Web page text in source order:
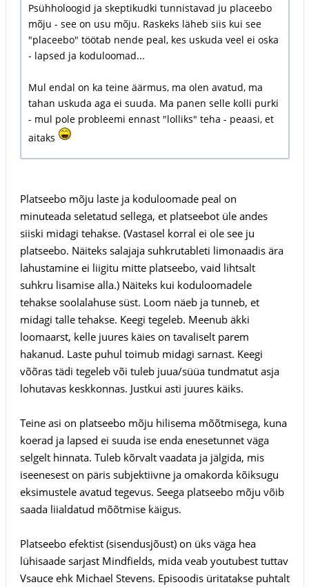
Psühholoogid ja skeptikudki tunnistavad ju placeebo
mõju - see on usu mõju. Raskeks läheb siis kui see
"placeebo" töötab nende peal, kes uskuda veel ei oska
- lapsed ja koduloomad...
Mul endal on ka teine äärmus, ma olen avatud, ma
tahan uskuda aga ei suuda. Ma panen selle kolli purki
- mul pole probleemi ennast "lolliks" teha - peaasi, et
aitaks
Platseebo mõju laste ja koduloomade peal on
minuteada seletatud sellega, et platseebot üle andes
siiski midagi tehakse. (Vastasel korral ei ole see ju
platseebo. Näiteks salajaja suhkrutableti limonaadis ära
lahustamine ei liigitu mitte platseebo, vaid lihtsalt
suhkru lisamise alla.) Näiteks kui koduloomadele
tehakse soolalahuse süst. Loom näeb ja tunneb, et
midagi talle tehakse. Keegi tegeleb. Meenub äkki
loomaarst, kelle juures käies on tavaliselt parem
hakanud. Laste puhul toimub midagi sarnast. Keegi
võõras tädi tegeleb või tuleb juua/süüa tundmatut asja
lohutavas keskkonnas. Justkui asti juures käiks.
Teine asi on platseebo mõju hilisema mõõtmisega, kuna
koerad ja lapsed ei suuda ise enda enesetunnet väga
selgelt hinnata. Tuleb kõrvalt vaadata ja jälgida, mis
iseenesest on päris subjektiivne ja omakorda kõiksugu
eksimustele avatud tegevus. Seega platseebo mõju võib
saada liialdatud mõõtmise käigus.
Platseebo efektist (sisendusjõust) on üks väga hea
lühisaade sarjast Mindfields, mida veab youtubest tuttav
Vsauce ehk Michael Stevens. Episoodis üritatakse puhtalt